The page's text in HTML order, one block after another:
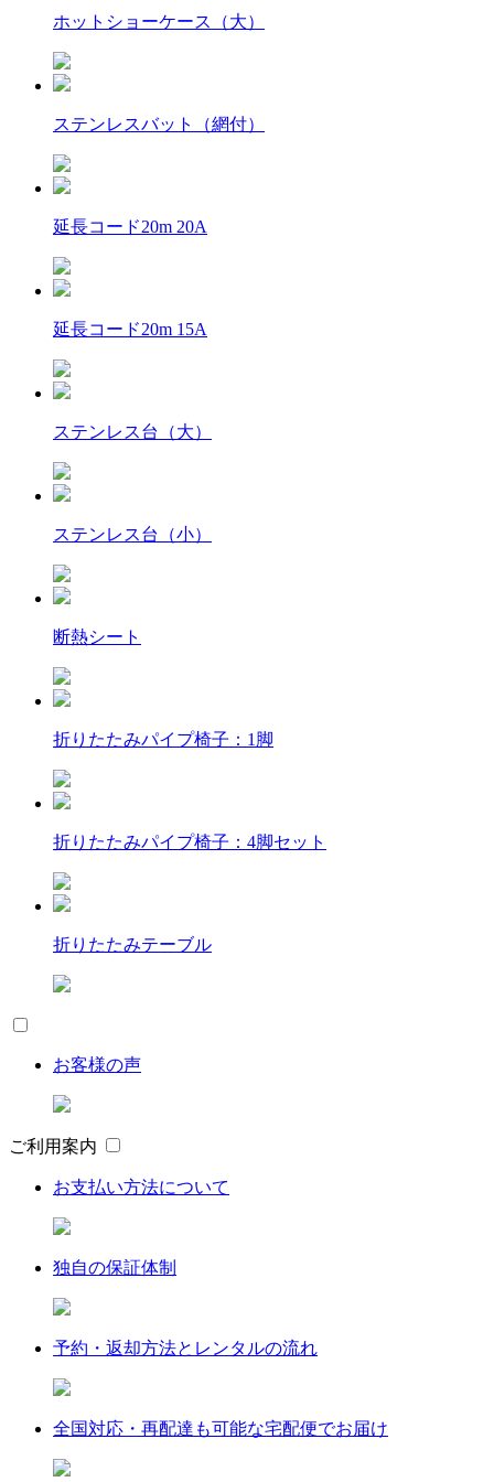
ホットショーケース（大）
ステンレスバット（網付）
延長コード20m 20A
延長コード20m 15A
ステンレス台（大）
ステンレス台（小）
断熱シート
折りたたみパイプ椅子：1脚
折りたたみパイプ椅子：4脚セット
折りたたみテーブル
お客様の声
ご利用案内
お支払い方法について
独自の保証体制
予約・返却方法とレンタルの流れ
全国対応・再配達も可能な宅配便でお届け